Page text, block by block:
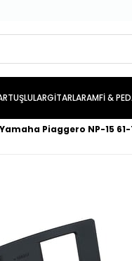
TUŞLULARGİTARLARAMFİ &
Yamaha Piaggero NP-15